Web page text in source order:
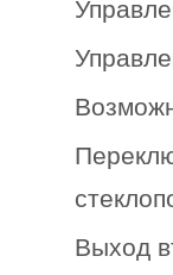
Выход